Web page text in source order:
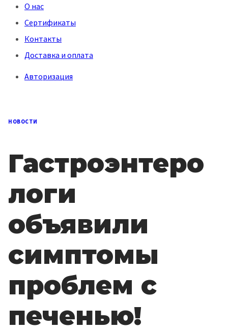
О нас
Сертификаты
Контакты
Доставка и оплата
Авторизация
НОВОСТИ
Гастроэнтеро
логи
объявили
симптомы
проблем с
печенью!